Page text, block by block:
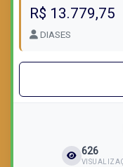
R$ 13.779,75
DIASES
626